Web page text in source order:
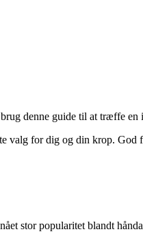
denne guide til at træffe en
valg for dig og din krop. God
stor popularitet blandt